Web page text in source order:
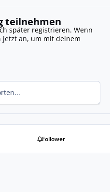
teilnehmen
später registrieren. Wenn
jetzt an, um mit deinem
Follower